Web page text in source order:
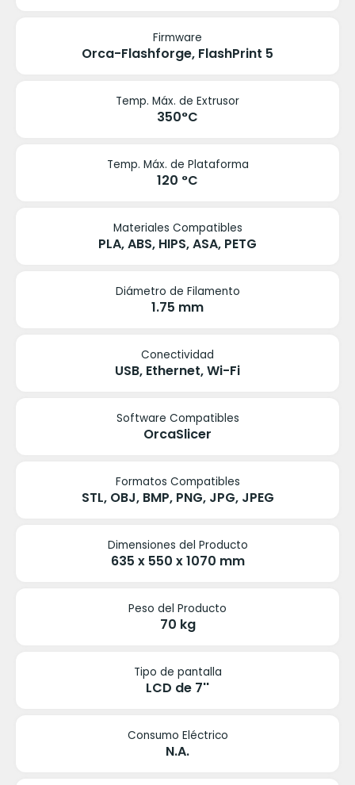
Firmware
Orca-Flashforge, FlashPrint 5
Temp. Máx. de Extrusor
350°C
Temp. Máx. de Plataforma
120 °C
Materiales Compatibles
PLA, ABS, HIPS, ASA, PETG
Diámetro de Filamento
1.75 mm
Conectividad
USB, Ethernet, Wi-Fi
Software Compatibles
OrcaSlicer
Formatos Compatibles
STL, OBJ, BMP, PNG, JPG, JPEG
Dimensiones del Producto
635 x 550 x 1070 mm
Peso del Producto
70 kg
Tipo de pantalla
LCD de 7''
Consumo Eléctrico
N.A.